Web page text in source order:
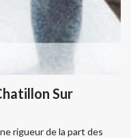
Sur
rigueur de la part des